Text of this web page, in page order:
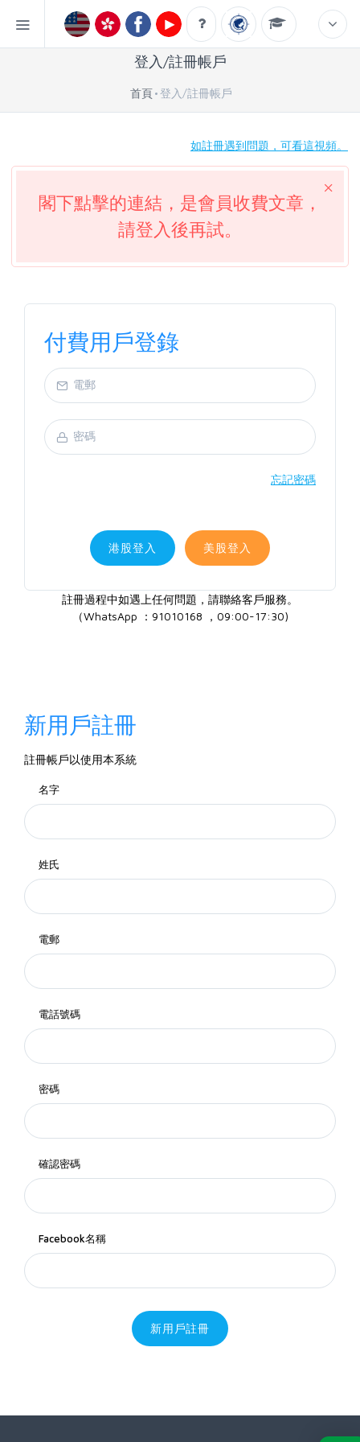
登入/註冊帳戶
首頁 登入/註冊帳戶
如註冊遇到問題，可看這視頻。
閣下點擊的連結，是會員收費文章，
請登入後再試。
付費用戶登錄
忘記密碼
港股登入 美股登入
註冊過程中如遇上任何問題，請聯絡客戶服務。
（WhatsApp ：91010168 ，09:00-17:30)
新用戶註冊
註冊帳戶以使用本系統
名字
姓氏
電郵
電話號碼
密碼
確認密碼
Facebook名稱
新用戶註冊